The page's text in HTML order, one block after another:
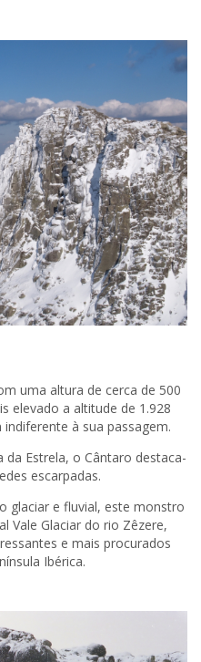
uma altura de cerca de 500
elevado a altitude de 1.928
à sua passagem.
Estrela, o Cântaro destaca-
escarpadas.
glaciar e fluvial, este monstro
Vale Glaciar do rio Zêzere,
e mais procurados
Ibérica.